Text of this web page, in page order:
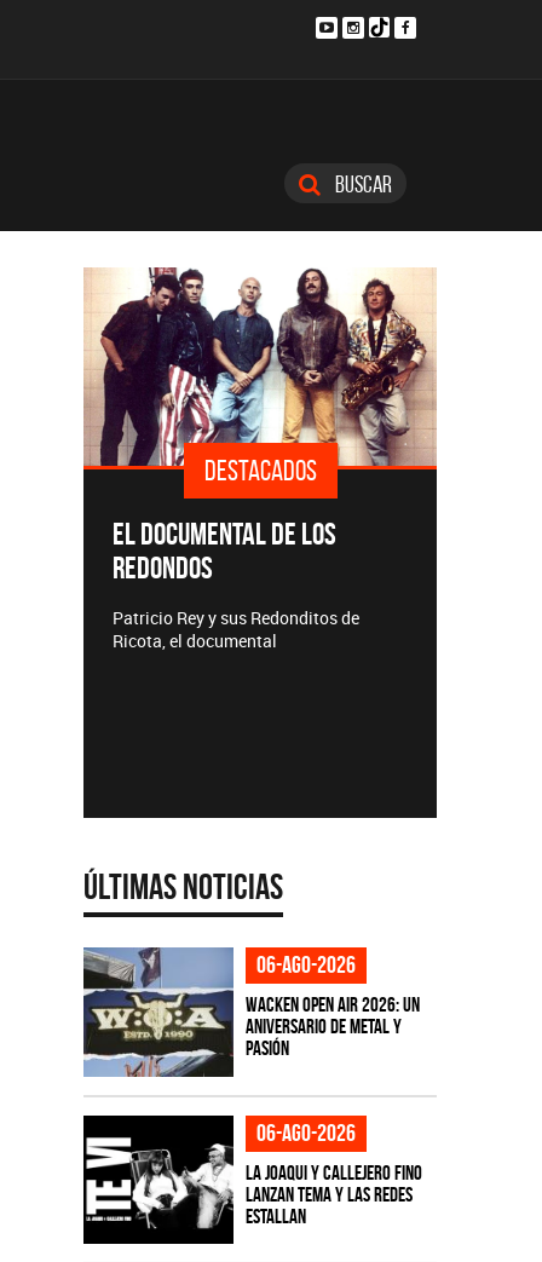
Buscar
DESTACADOS
EL DOCUMENTAL DE LOS
REDONDOS
Patricio Rey y sus Redonditos de
Ricota, el documental
Últimas Noticias
06-ago-2026
Wacken Open Air 2026: Un
aniversario de metal y
pasión
06-ago-2026
La Joaqui y Callejero Fino
lanzan tema y las redes
estallan